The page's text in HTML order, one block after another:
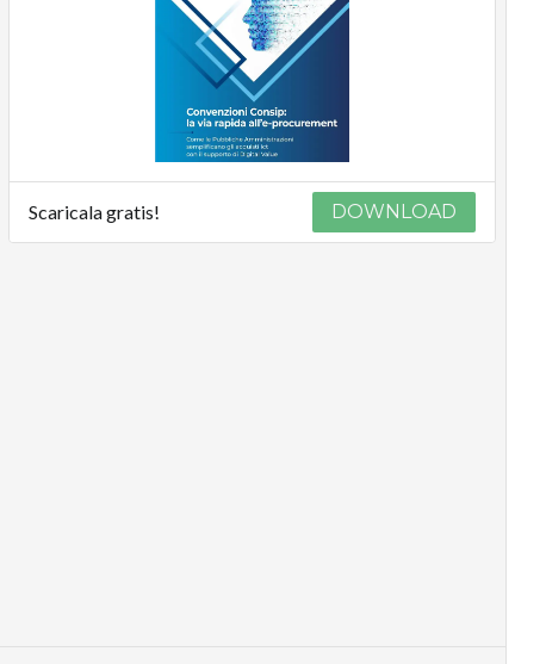
Scaricala gratis! DOWNLOAD